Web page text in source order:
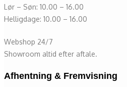
Lør – Søn: 10.00 – 16.00
Helligdage: 10.00 – 16.00
Webshop 24/7
Showroom altid efter aftale.
Afhentning & Fremvisning